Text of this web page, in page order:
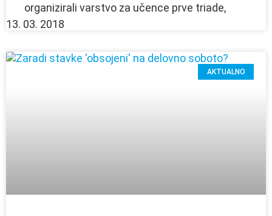
organizirali varstvo za učence prve triade,
13. 03. 2018
AKTUALNO